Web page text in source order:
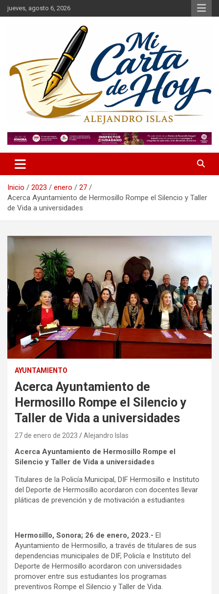
Saltar
al
jueves, agosto 6, 2026
Mi Carta de Hoy
Inicio 2023 enero
27
Acerca Ayuntamiento de Hermosillo Rompe el Silencio y Taller
de Vida a universidades
AYUNTAMIENTO
Acerca Ayuntamiento de
Hermosillo Rompe el Silencio y
Taller de Vida a universidades
27 de enero de 2023 Alejandro Islas
Acerca Ayuntamiento de Hermosillo Rompe el
Silencio y Taller de Vida a universidades
Titulares de la Policía Municipal, DIF Hermosillo e Instituto
del Deporte de Hermosillo acordaron con docentes llevar
pláticas de prevención y de motivación a estudiantes
Hermosillo, Sonora; 26 de enero, 2023.- El
Ayuntamiento de Hermosillo, a través de titulares de sus
dependencias municipales de DIF, Policía e Instituto del
Deporte de Hermosillo acordaron con universidades
promover entre sus estudiantes los programas
preventivos Rompe el Silencio y Taller de Vida.